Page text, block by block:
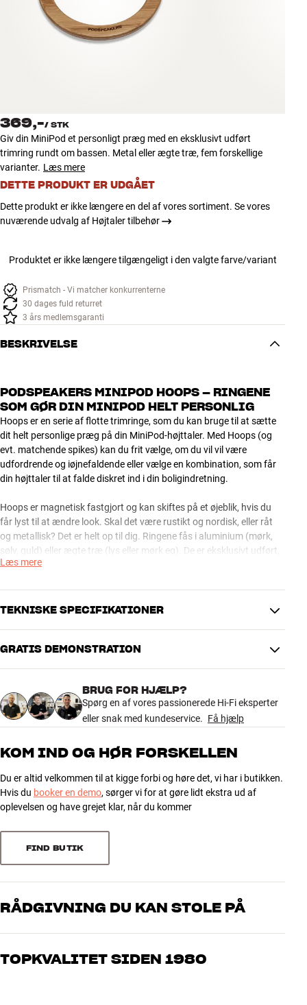
Tilbehør
INSPIRATION
TILBUD
Find Butik
Kundeservice
Log ind
369,-/ STK
Giv din MiniPod et personligt præg med en eksklusivt udført
trimring rundt om bassen. Metal eller ægte træ, fem forskellige
varianter. Læs mere
DETTE PRODUKT ER UDGÅET
Dette produkt er ikke længere en del af vores sortiment. Se vores
nuværende udvalg af Højtaler tilbehør
Produktet er ikke længere tilgængeligt i den valgte farve/variant
Prismatch - Vi matcher konkurrenterne
30 dages fuld returret
3 års medlemsgaranti
BESKRIVELSE
PODSPEAKERS MINIPOD HOOPS – RINGENE
SOM GØR DIN MINIPOD HELT PERSONLIG
Hoops er en serie af flotte trimringe, som du kan bruge til at sætte
dit helt personlige præg på din MiniPod-højttaler. Med Hoops (og
evt. matchende spikes) kan du frit vælge, om du vil vil være
udfordrende og iøjnefaldende eller vælge en kombination, som får
din højttaler til at falde diskret ind i din boligindretning.
Hoops er magnetisk fastgjort og kan skiftes på et øjeblik, hvis du
får lyst til at ændre look. Skal det være rustikt og nordisk, eller råt
og metallisk? Det er helt op til dig. Ringene fås i aluminium (mørk,
sølv, guld) eller ægte træ (lys eller mørk eg). De er eksklusivt udført,
så du får et elegant og personligt udtryk og ikke bare billigt plastik-
OBS: Hoops passer kun til MiniPod i 2017-versionen og fremefter.
Hoops fås i aluminium (mørk, sølv, guld) eller ægte træ (lys eller
mørk eg). De sælges stykvis, da Minipod højttaleren også sælges
Læs mere
TEKNISKE SPECIFIKATIONER
DIMENSIONER OG DESIGN
Model / Variant
Lys eg
Vægt (kg)
0,85
Vægt emballage (kg)
1,85
x dybde)
GENERELLE EGENSKABER
Trimring til Podspeakers MiniPod (2017-version og frem)
Matchende ben (spikes) kan tilkøbes
GRATIS DEMONSTRATION
BRUG FOR HJÆLP?
Spørg en af vores passionerede Hi-Fi eksperter
eller snak med kundeservice. Få hjælp
KOM IND OG HØR FORSKELLEN
Du er altid velkommen til at kigge forbi og høre det, vi har i butikken.
Hvis du booker en demo, sørger vi for at gøre lidt ekstra ud af
oplevelsen og have grejet klar, når du kommer
FIND BUTIK
RÅDGIVNING DU KAN STOLE PÅ
Vores medarbejdere er ægte entusiaster, som kender produkterne
os, hvad du drømmer om – så finder vi den løsning, der passer
TOPKVALITET SIDEN 1980